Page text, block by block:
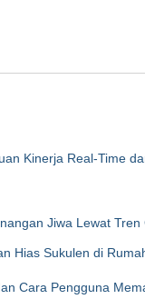
Kinerja Real-Time
Jiwa Lewat Tren
Hias Sukulen di
Cara Pengguna